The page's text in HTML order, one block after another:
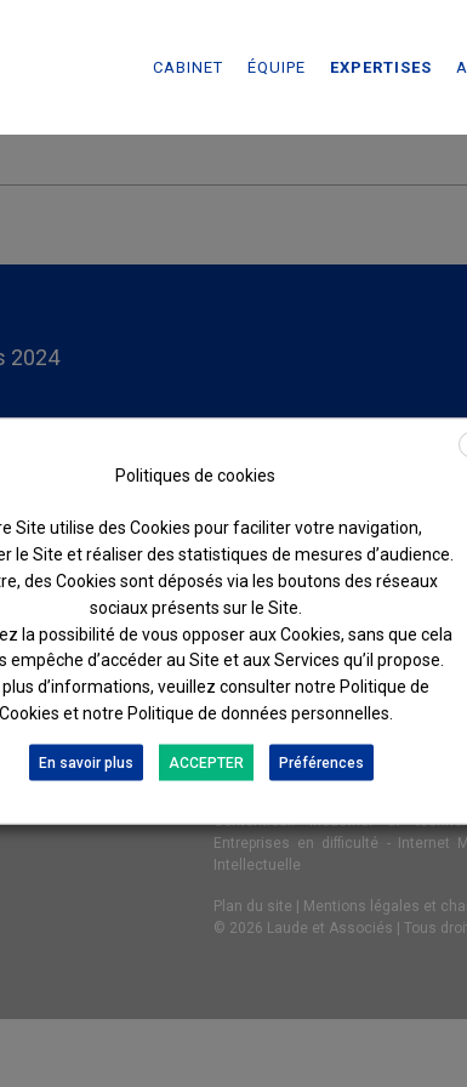
CABINET ÉQUIPE EXPERTISES
2024
NOS EXPERTISES
Social -Arbitrage -Règlement
Divorce et liquidation des
Réassurance et risques
Consommation -Contentieux
Contentieux industriel et
Entreprises en difficulté - Internet
Intellectuelle
Plan du site
Mentions légales et
© 2026 Laude et Associés | Tous
Politiques de cookies
Site utilise des Cookies pour faciliter votre navigation,
le Site et réaliser des statistiques de mesures d’audience.
des Cookies sont déposés via les boutons des réseaux
sociaux présents sur le Site.
la possibilité de vous opposer aux Cookies, sans que cela
empêche d’accéder au Site et aux Services qu’il propose.
plus d’informations, veuillez consulter notre Politique de
Cookies et notre Politique de données personnelles.
En savoir plus ACCEPTER Préférences